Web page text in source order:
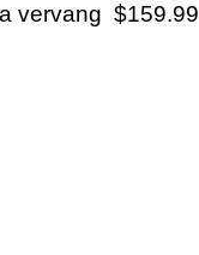
vervang $159.99